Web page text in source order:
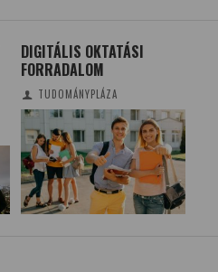
DIGITÁLIS OKTATÁSI
FORRADALOM
TUDOMÁNYPLÁZA